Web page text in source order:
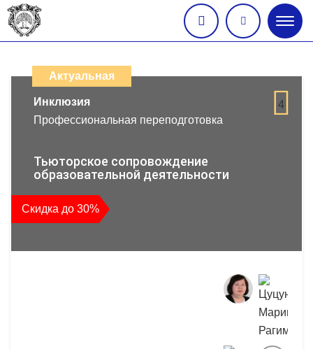
меню
дистанционных
образовательных
повышения
квалификации
и
профессиональной
Актуальная
4
Инклюзия
Профессиональная переподготовка
Тьюторское сопровождение
образовательной деятельности
Скидка до 30%